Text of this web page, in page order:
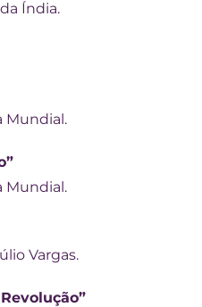
Índia.
Mundial.
Mundial.
Vargas.